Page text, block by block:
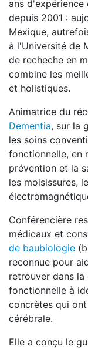
ans d'expérience
depuis 2001 :
Mexique,
à l'Université de
de recheche en
combine les
et holistiques.
Animatrice du
Dementia, sur la
les soins
fonctionnelle, en
prévention et la
les moisissures,
Conférencière
médicaux et
de baubiologie
reconnue pour
retrouver dans
fonctionnelle à
concrètes qui
cérébrale.
Elle a conçu le